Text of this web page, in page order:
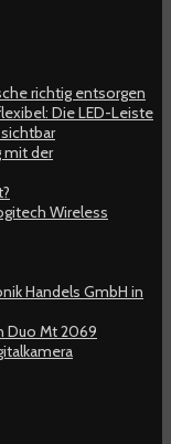
richtig entsorgen
Die LED-Leiste
mit der
Wireless
Handels GmbH in
Duo Mt 2069